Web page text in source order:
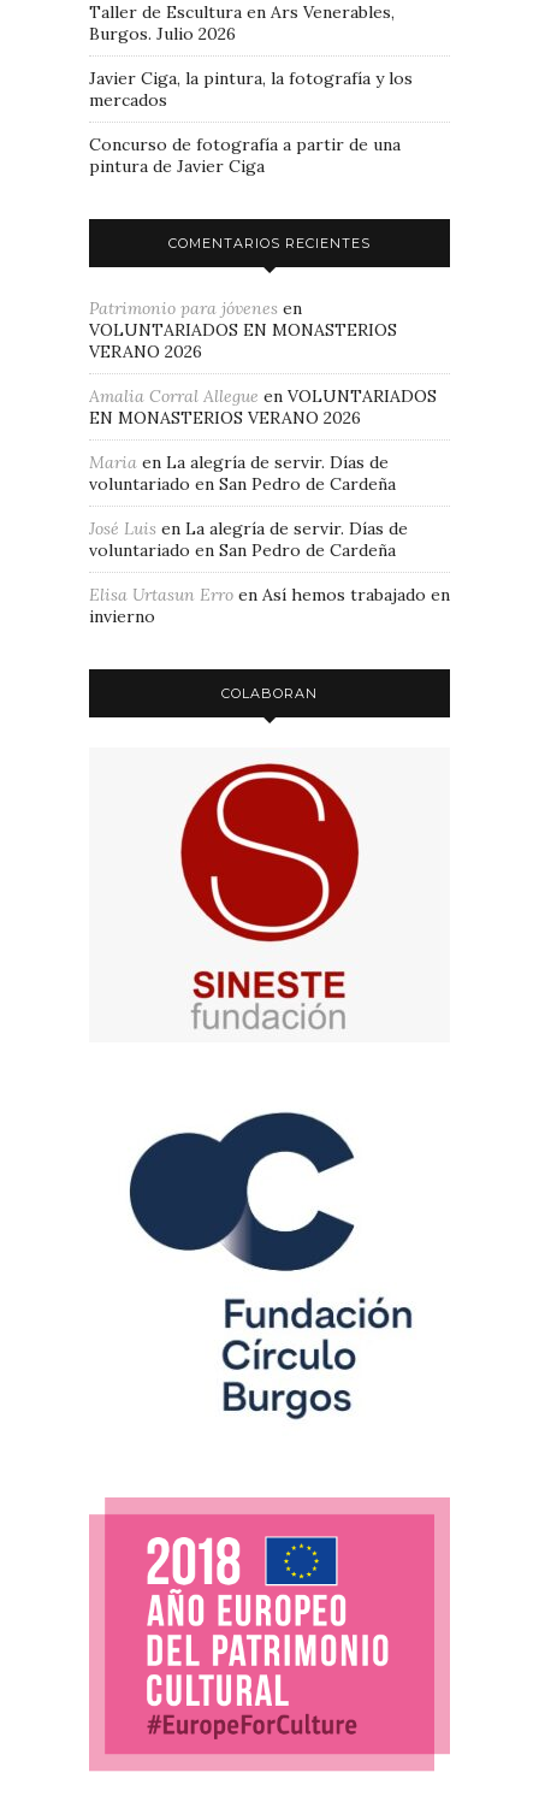
Taller de Escultura en Ars Venerables,
Burgos. Julio 2026
Javier Ciga, la pintura, la fotografía y los
mercados
Concurso de fotografía a partir de una
pintura de Javier Ciga
COMENTARIOS RECIENTES
Patrimonio para jóvenes en
VOLUNTARIADOS EN MONASTERIOS
VERANO 2026
Amalia Corral Allegue en VOLUNTARIADOS
EN MONASTERIOS VERANO 2026
Maria en La alegría de servir. Días de
voluntariado en San Pedro de Cardeña
José Luis en La alegría de servir. Días de
voluntariado en San Pedro de Cardeña
Elisa Urtasun Erro en Así hemos trabajado en
invierno
COLABORAN